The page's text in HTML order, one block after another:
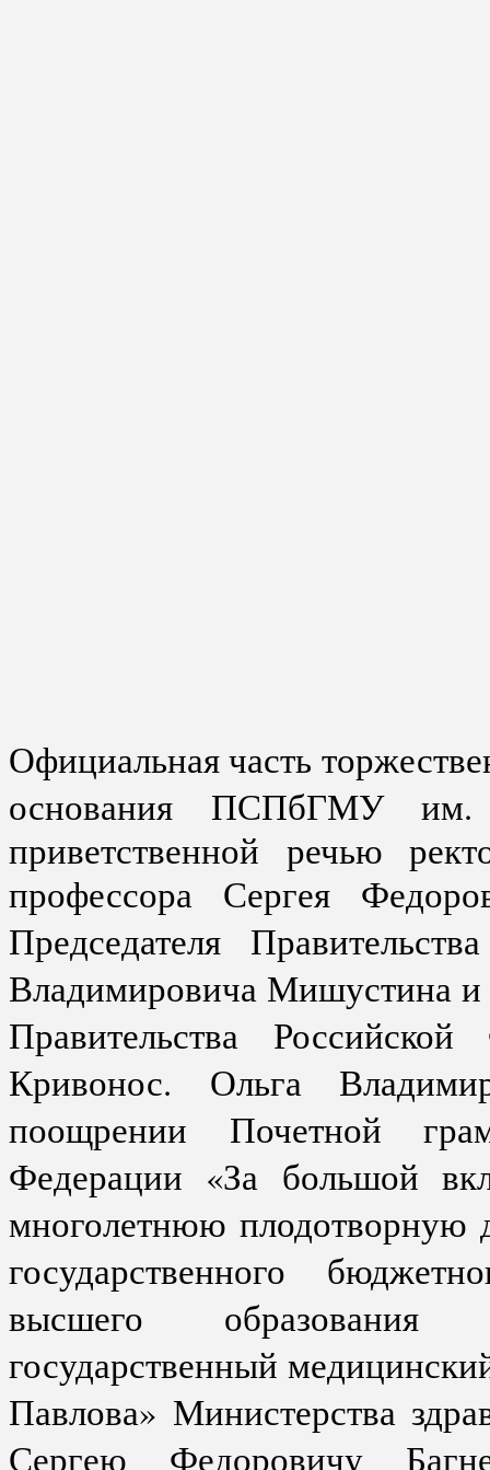
Официальная часть
основания ПСПбГМУ им.
приветственной речью
профессора Сергея
Председателя
Владимировича Мишустина и
Правительства
Кривонос. Ольга
поощрении Почетной
Федерации «За большой
многолетнюю плодотворную
государственного
высшего образования
государственный
Павлова» Министерства
Сергею Федоровичу